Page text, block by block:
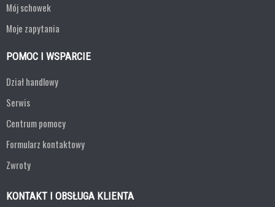
Mój schowek
Moje zapytania
POMOC I WSPARCIE
Dział handlowy
Serwis
Centrum pomocy
Formularz kontaktowy
Zwroty
KONTAKT I OBSŁUGA KLIENTA